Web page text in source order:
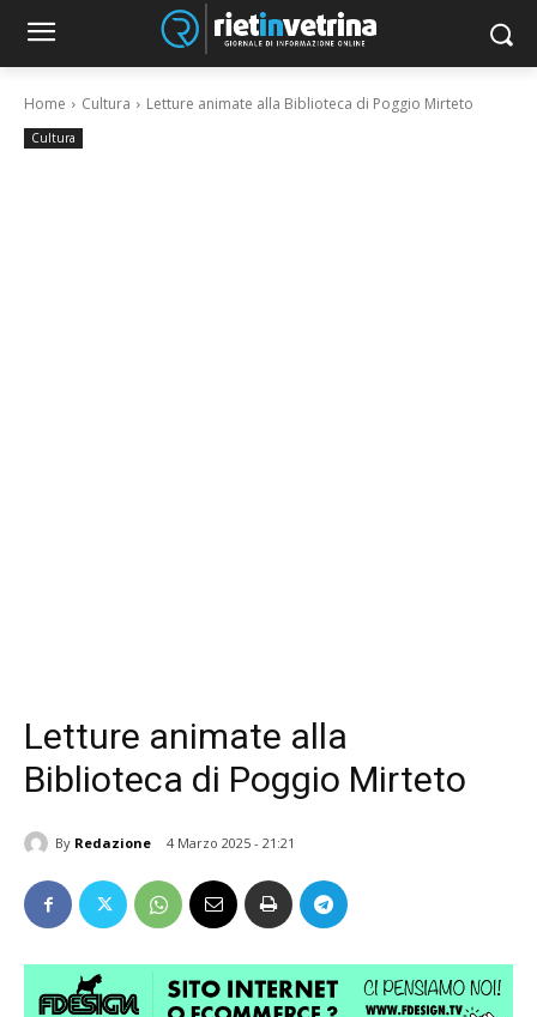
Home Cultura Letture animate alla Biblioteca di Poggio Mirteto
Cultura
Letture animate alla
Biblioteca di Poggio Mirteto
By Redazione 4 Marzo 2025 - 21:21